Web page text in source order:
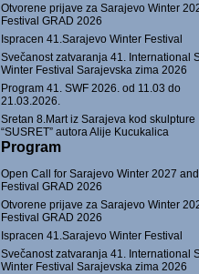
Otvorene prijave za Sarajevo Winter
Festival GRAD 2026
Ispracen 41.Sarajevo Winter Festival
Svečanost zatvaranja 41. International
Winter Festival Sarajevska zima 2026
Program 41. SWF 2026. od 11.03 do
21.03.2026.
Sretan 8.Mart iz Sarajeva kod skulpture
“SUSRET” autora Alije Kucukalica
Program
Open Call for Sarajevo Winter 2027 and
Festival GRAD 2026
Otvorene prijave za Sarajevo Winter
Festival GRAD 2026
Ispracen 41.Sarajevo Winter Festival
Svečanost zatvaranja 41. International
Winter Festival Sarajevska zima 2026